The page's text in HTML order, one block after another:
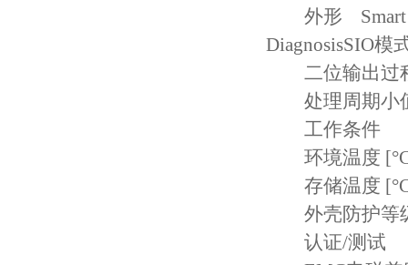
外形 Smart
DiagnosisSIO
二位输出过
处理周期小
工作条件
环境温度
存储温度
外壳防护等
认证/测试